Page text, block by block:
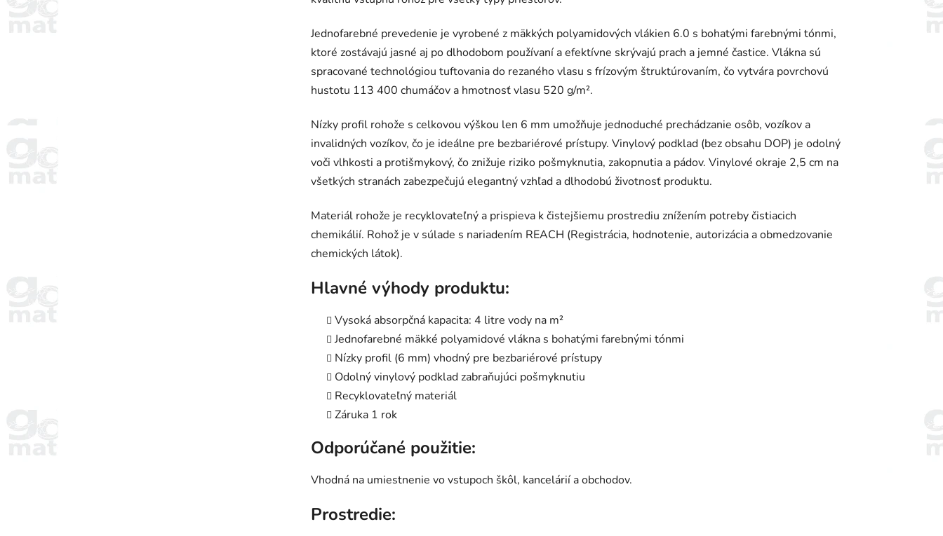
Jednofarebné prevedenie je vyrobené z mäkkých polyamidových vlákien 6.0 s bohatými farebnými tónmi,
ktoré zostávajú jasné aj po dlhodobom používaní a efektívne skrývajú prach a jemné častice. Vlákna sú
spracované technológiou tuftovania do rezaného vlasu s frízovým štruktúrovaním, čo vytvára povrchovú
hustotu 113 400 chumáčov a hmotnosť vlasu 520 g/m².
Nízky profil rohože s celkovou výškou len 6 mm umožňuje jednoduché prechádzanie osôb, vozíkov a
invalidných vozíkov, čo je ideálne pre bezbariérové prístupy. Vinylový podklad (bez obsahu DOP) je odolný
voči vlhkosti a protišmykový, čo znižuje riziko pošmyknutia, zakopnutia a pádov. Vinylové okraje 2,5 cm na
všetkých stranách zabezpečujú elegantný vzhľad a dlhodobú životnosť produktu.
Materiál rohože je recyklovateľný a prispieva k čistejšiemu prostrediu znížením potreby čistiacich
chemikálií. Rohož je v súlade s nariadením REACH (Registrácia, hodnotenie, autorizácia a obmedzovanie
chemických látok).
Hlavné výhody produktu:
Vysoká absorpčná kapacita: 4 litre vody na m²
Jednofarebné mäkké polyamidové vlákna s bohatými farebnými tónmi
Nízky profil (6 mm) vhodný pre bezbariérové prístupy
Odolný vinylový podklad zabraňujúci pošmyknutiu
Recyklovateľný materiál
Záruka 1 rok
Odporúčané použitie:
Vhodná na umiestnenie vo vstupoch škôl, kancelárií a obchodov.
Prostredie: